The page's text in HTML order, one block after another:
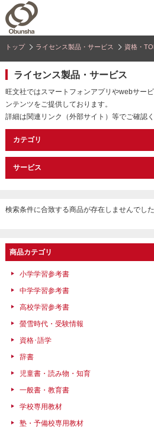
トップ ライセンス製品・サービス 資格・
ライセンス製品・サービス
旺文社ではスマートフォンアプリやwebサー
ンテンツをご提供しております。
詳細は関連リンク（外部サイト）等でご確認く
カテゴリ
サービス
検索条件に合致する商品が存在しませんでした
商品カテゴリ
小学学習参考書
中学学習参考書
高校学習参考書
螢雪時代・受験情報
資格･語学
辞書
児童書・読み物・知育
一般書・教育書
学校専用教材
塾・予備校専用教材